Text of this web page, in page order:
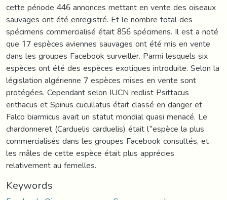
cette période 446 annonces mettant en vente des oiseaux
sauvages ont été enregistré. Et le nombre total des
spécimens commercialisé était 856 spécimens. Il est a noté
que 17 espèces aviennes sauvages ont été mis en vente
dans les groupes Facebook surveiller. Parmi lesquels six
espèces ont été des espèces exotiques introduite. Selon la
législation algérienne 7 espèces mises en vente sont
protégées. Cependant selon IUCN redlist Psittacus
erithacus et Spinus cucullatus était classé en danger et
Falco biarmicus avait un statut mondial quasi menacé. Le
chardonneret (Carduelis carduelis) était l‟espèce la plus
commercialisés dans les groupes Facebook consultés, et
les mâles de cette espèce était plus apprécies
relativement au femelles.
Keywords